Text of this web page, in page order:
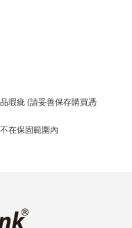
瑕疵 (請妥善保存購買憑
在保固範圍內